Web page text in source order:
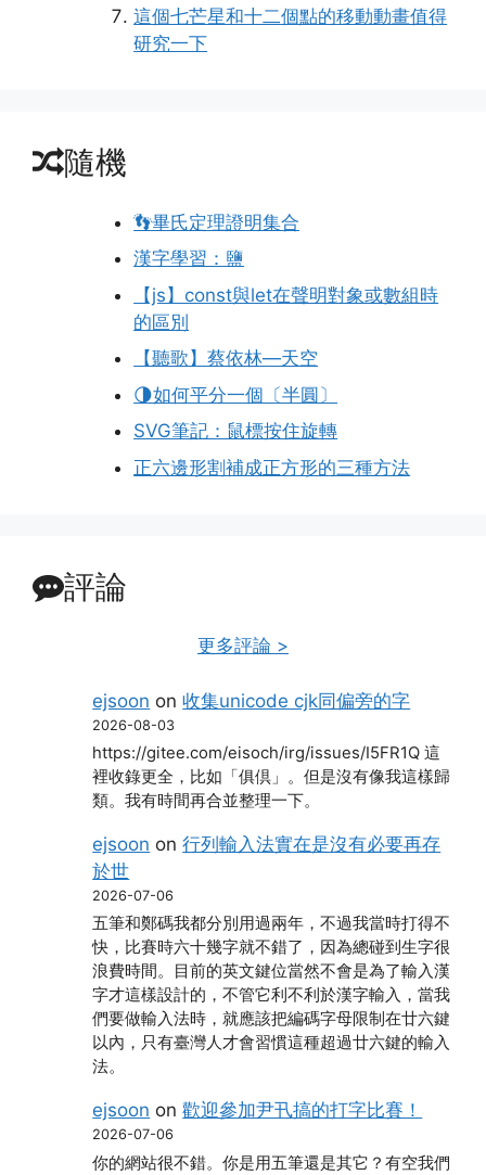
這個七芒星和十二個點的移動動畫值得
研究一下
隨機
👣畢氏定理證明集合
漢字學習：鹽
【js】const與let在聲明對象或數組時
的區別
【聽歌】蔡依林—天空
🌗如何平分一個〔半圓〕
SVG筆記：鼠標按住旋轉
正六邊形割補成正方形的三種方法
評論
更多評論 >
ejsoon on收集unicode cjk同偏旁的字
2026-08-03
https://gitee.com/eisoch/irg/issues/I5FR1Q 這
裡收錄更全，比如「俱倶」。但是沒有像我這樣歸
類。我有時間再合並整理一下。
ejsoon on行列輸入法實在是沒有必要再存
於世
2026-07-06
五筆和鄭碼我都分別用過兩年，不過我當時打得不
快，比賽時六十幾字就不錯了，因為總碰到生字很
浪費時間。目前的英文鍵位當然不會是為了輸入漢
字才這樣設計的，不管它利不利於漢字輸入，當我
們要做輸入法時，就應該把編碼字母限制在廿六鍵
以內，只有臺灣人才會習慣這種超過廿六鍵的輸入
法。
ejsoon on歡迎參加尹卂搞的打字比賽！
2026-07-06
你的網站很不錯。你是用五筆還是其它？有空我們